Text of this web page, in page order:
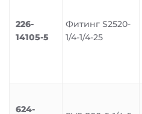
226-
14105-5
Фитинг S2520-
1/4-1/4-25
624-